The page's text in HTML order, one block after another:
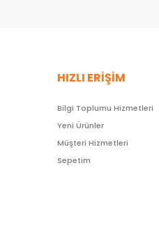
HIZLI ERİŞİM
Bilgi Toplumu Hizmetleri
Yeni Ürünler
Müşteri Hizmetleri
Sepetim